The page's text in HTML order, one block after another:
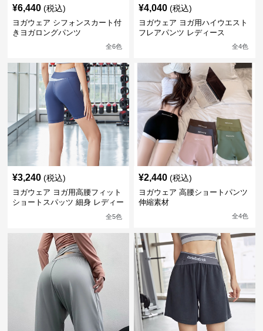
¥6,440 (税込)
ヨガウェア シフォンスカート付
きヨガロングパンツ
全6色
¥4,040 (税込)
ヨガウェア ヨガ用ハイウエスト
フレアパンツ レディース
全4色
¥3,240 (税込)
ヨガウェア ヨガ用高腰フィット
ショートスパッツ 細身 レディー
全5色
¥2,440 (税込)
ヨガウェア 高腰ショートパンツ
伸縮素材
全4色